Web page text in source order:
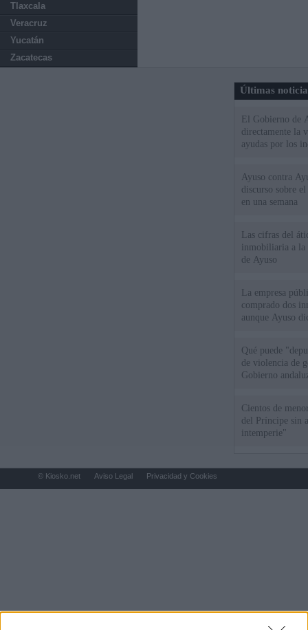
Tlaxcala
Veracruz
Yucatán
Zacatecas
Últimas
El Gobierno de
directamente la
ayudas por los
Ayuso contra
discurso sobre
en una semana
Las cifras del
inmobiliaria a la
de Ayuso
La empresa
comprado dos
aunque Ayuso
Qué puede
de violencia de
Gobierno
Cientos de
del Príncipe sin
intemperie"
© Kiosko.net Aviso Legal Privacidad y Cookies